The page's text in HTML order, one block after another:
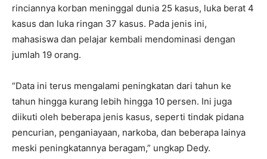
rinciannya korban meninggal dunia 25 kasus, luka berat 4
kasus dan luka ringan 37 kasus. Pada jenis ini,
mahasiswa dan pelajar kembali mendominasi dengan
jumlah 19 orang.
“Data ini terus mengalami peningkatan dari tahun ke
tahun hingga kurang lebih hingga 10 persen. Ini juga
diikuti oleh beberapa jenis kasus, seperti tindak pidana
pencurian, penganiayaan, narkoba, dan beberapa lainya
meski peningkatannya beragam,” ungkap Dedy.